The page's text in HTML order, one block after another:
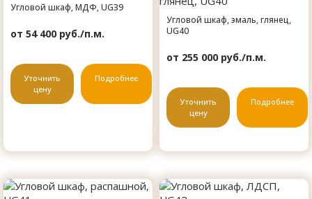
Угловой шкаф, МДФ, UG39
от 54 400 руб./п.м.
Уточнить
цену
Подробнее
Угловой шкаф, эмаль, глянец,
UG40
от 255 000 руб./п.м.
Уточнить
цену
Подробнее